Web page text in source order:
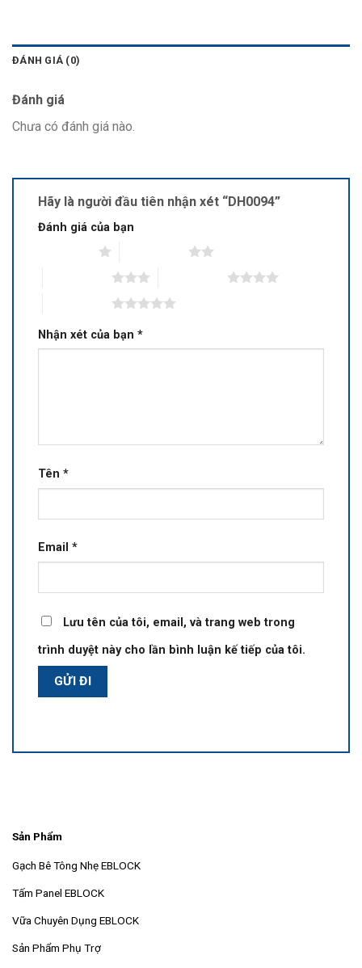
ĐÁNH GIÁ (0)
Đánh giá
Chưa có đánh giá nào.
Hãy là người đầu tiên nhận xét “DH0094”
Đánh giá của bạn
Nhận xét của bạn *
Tên *
Email *
Lưu tên của tôi, email, và trang web trong
trình duyệt này cho lần bình luận kế tiếp của tôi.
Sản Phẩm
Gạch Bê Tông Nhẹ EBLOCK
Tấm Panel EBLOCK
Vữa Chuyên Dụng EBLOCK
Sản Phẩm Phụ Trợ